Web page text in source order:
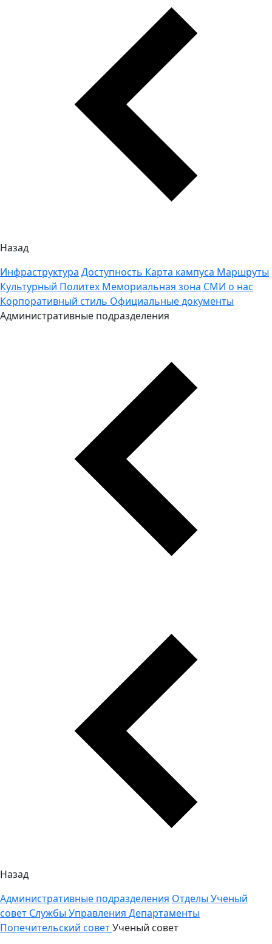
Назад
Инфраструктура Доступность Карта кампуса Маршруты
Культурный Политех Мемориальная зона СМИ о нас
Корпоративный стиль Официальные документы
Административные подразделения
Назад
Административные подразделения Отделы Ученый
совет Службы Управления Департаменты
Попечительский советУченый совет